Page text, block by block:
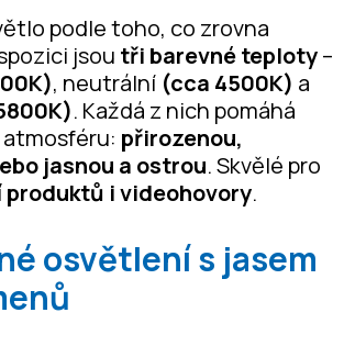
podle toho, co zrovna
jsou tři barevné teploty–
, neutrální (cca 4500K) a
. Každá z nich pomáhá
přirozenou,
jasnou a ostrou. Skvělé pro
i videohovory.
osvětlení s jasem